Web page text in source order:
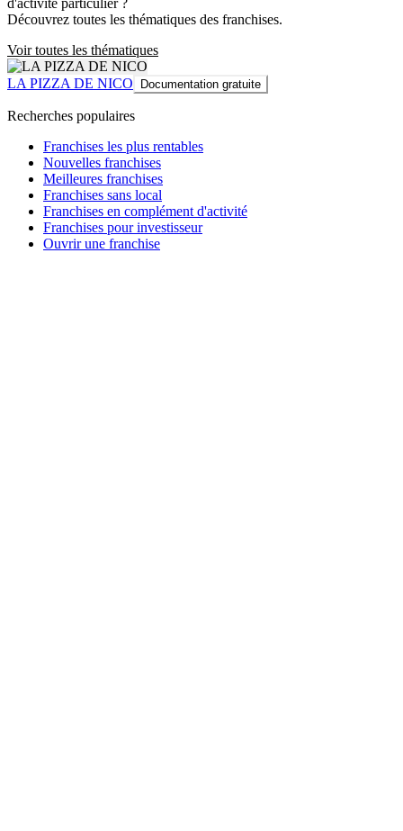
Découvrez toutes les thématiques des franchises.
Voir toutes les thématiques
LA PIZZA DE NICO Documentation gratuite
Recherches populaires
Franchises les plus rentables
Nouvelles franchises
Meilleures franchises
Franchises sans local
Franchises en complément d'activité
Franchises pour investisseur
Ouvrir une franchise